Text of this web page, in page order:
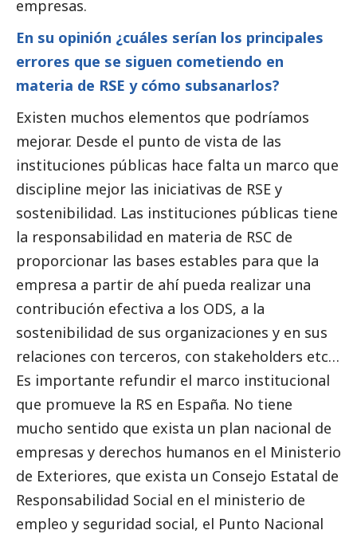
empresas.
En su opinión ¿cuáles serían los principales
errores que se siguen cometiendo en
materia de RSE y cómo subsanarlos?
Existen muchos elementos que podríamos
mejorar. Desde el punto de vista de las
instituciones públicas hace falta un marco que
discipline mejor las iniciativas de RSE y
sostenibilidad. Las instituciones públicas tiene
la responsabilidad en materia de RSC de
proporcionar las bases estables para que la
empresa a partir de ahí pueda realizar una
contribución efectiva a los ODS, a la
sostenibilidad de sus organizaciones y en sus
relaciones con terceros, con stakeholders etc…
Es importante refundir el marco institucional
que promueve la RS en España. No tiene
mucho sentido que exista un plan nacional de
empresas y derechos humanos en el Ministerio
de Exteriores, que exista un Consejo Estatal de
Responsabilidad Social en el ministerio de
empleo y seguridad social, el Punto Nacional